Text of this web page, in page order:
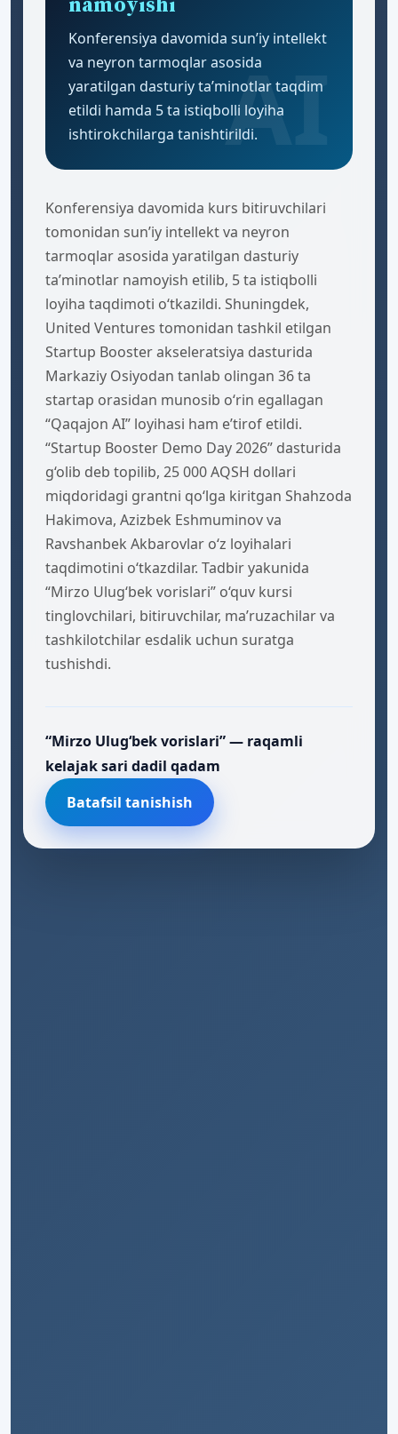
Konferensiya davomida sun’iy intellekt
va neyron tarmoqlar asosida
yaratilgan dasturiy ta’minotlar taqdim
etildi hamda 5 ta istiqbolli loyiha
Konferensiya davomida kurs bitiruvchilari
tomonidan sun’iy intellekt va neyron
tarmoqlar asosida yaratilgan dasturiy
ta’minotlar namoyish etilib, 5 ta istiqbolli
loyiha taqdimoti o‘tkazildi. Shuningdek,
United Ventures tomonidan tashkil etilgan
Startup Booster akseleratsiya dasturida
Markaziy Osiyodan tanlab olingan 36 ta
startap orasidan munosib o‘rin egallagan
“Qaqajon AI” loyihasi ham e’tirof etildi.
“Startup Booster Demo Day 2026” dasturida
g‘olib deb topilib, 25 000 AQSH dollari
miqdoridagi grantni qo‘lga kiritgan Shahzoda
Hakimova, Azizbek Eshmuminov va
Ravshanbek Akbarovlar o‘z loyihalari
taqdimotini o‘tkazdilar. Tadbir yakunida
“Mirzo Ulug‘bek vorislari” o‘quv kursi
tinglovchilari, bitiruvchilar, ma’ruzachilar va
tashkilotchilar esdalik uchun suratga
“Mirzo Ulug‘bek vorislari” — raqamli
kelajak sari dadil qadam
Batafsil tanishish